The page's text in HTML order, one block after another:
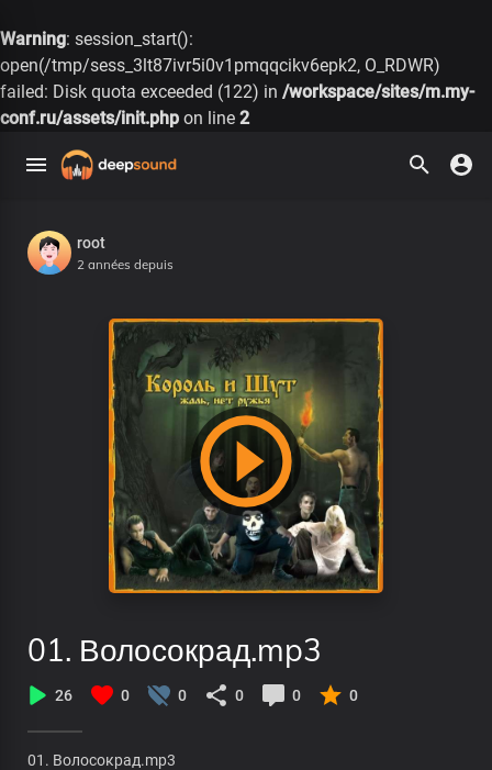
Warning: session_start():
open(/tmp/sess_3lt87ivr5i0v1pmqqcikv6epk2, O_RDWR)
failed: Disk quota exceeded (122) in /workspace/sites/m.my-
conf.ru/assets/init.php on line 2
root
2 années depuis
01. Волосокрад.mp3
26 0 0 0 0 0
01. Волосокрад.mp3